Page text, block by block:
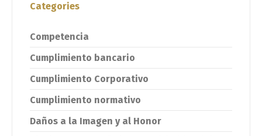
Categories
Competencia
Cumplimiento bancario
Cumplimiento Corporativo
Cumplimiento normativo
Daños a la Imagen y al Honor